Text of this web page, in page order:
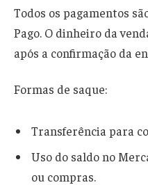
Todos os pagamentos
Pago. O dinheiro da
após a confirmação da
Formas de saque:
Transferência para
Uso do saldo no
ou compras.